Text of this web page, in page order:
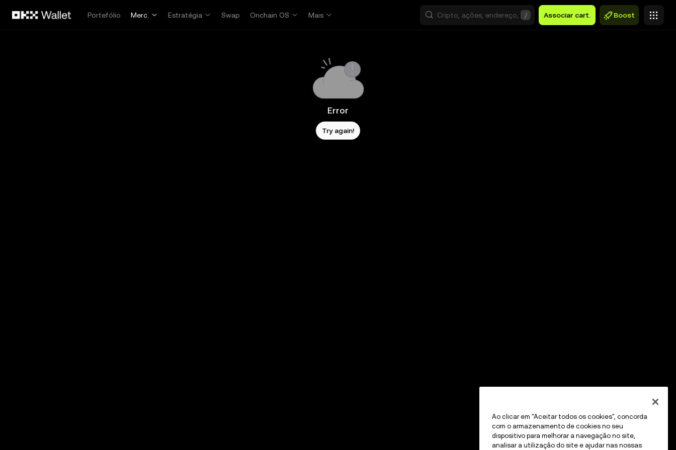
Portefólio
Merc. Estratégia Swap Onchain OS Mais / Associar cart. Boost
Error
Try again!
Ao clicar em "Aceitar todos os cookies", concorda
com o armazenamento de cookies no seu
dispositivo para melhorar a navegação no site,
analisar a utilização do site e ajudar nas nossas